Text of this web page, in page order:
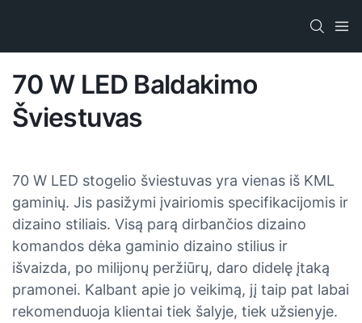
70 W LED Baldakimo
Šviestuvas
70 W LED stogelio šviestuvas yra vienas iš KML
gaminių. Jis pasižymi įvairiomis specifikacijomis ir
dizaino stiliais. Visą parą dirbančios dizaino
komandos dėka gaminio dizaino stilius ir
išvaizda, po milijonų peržiūrų, daro didelę įtaką
pramonei. Kalbant apie jo veikimą, jį taip pat labai
rekomenduoja klientai tiek šalyje, tiek užsienyje.